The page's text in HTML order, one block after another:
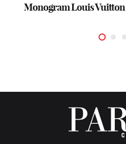
Monogram Louis Vuitton
Monogram Louis Vuitton
Monogram Louis Vuitton